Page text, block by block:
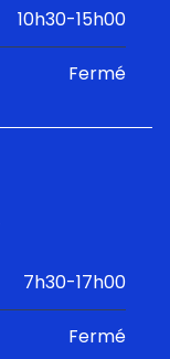
10h30-15h00
Fermé
7h30-17h00
Fermé